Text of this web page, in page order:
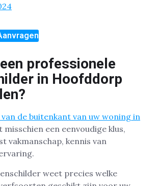
professionele
in Hoofddorp
de buitenkant van uw woning in
misschien een eenvoudige klus,
vakmanschap, kennis van
weet precies welke